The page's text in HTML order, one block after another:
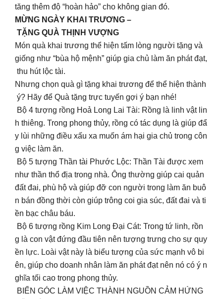
tăng thêm độ “hoàn hảo” cho không gian đó.
MỪNG NGÀY KHAI TRƯƠNG –
TẶNG QUÀ THỊNH VƯỢNG
Món quà khai trương thể hiện tấm lòng người tặng và
giống như “bùa hộ mệnh” giúp gia chủ làm ăn phát đạt,
thu hút lộc tài.
Nhưng chọn quà gì tặng khai trương để thể hiện thành
ý? Hãy để Quà tặng trực tuyến gợi ý bạn nhé!
Bộ 4 tượng rồng Hoả Long Lai Tài: Rồng là linh vật lin
h thiêng. Trong phong thủy, rồng có tác dụng là giúp đẩ
y lùi những điều xấu xa muốn ám hại gia chủ trong côn
g việc làm ăn.
Bộ 5 tượng Thần tài Phước Lộc: Thần Tài được xem
như thần thổ địa trong nhà. Ông thường giúp cai quản
đất đai, phù hộ và giúp đỡ con người trong làm ăn buô
n bán đồng thời còn giúp trông coi gia súc, đất đai và ti
ền bạc châu báu.
Bộ 6 tượng rồng Kim Long Đại Cát: Trong tứ linh, rồn
g là con vật đứng đầu tiên nên tượng trưng cho sự quy
ền lực. Loài vật này là biểu tượng của sức mạnh vô bi
ên, giúp cho doanh nhân làm ăn phát đạt nên nó có ý n
ghĩa tối cao trong phong thủy.
BIẾN GÓC LÀM VIỆC THÀNH NGUỒN CẢM HỨNG